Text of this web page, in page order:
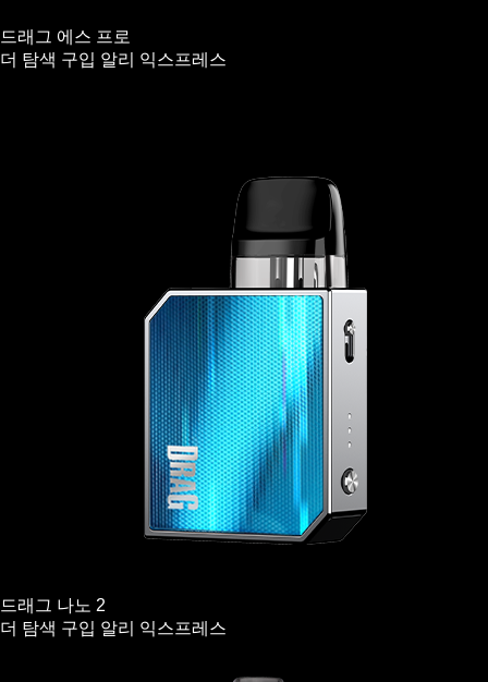
드래그 에스 프로
더 탐색 구입 알리 익스프레스
드래그 나노 2
더 탐색 구입 알리 익스프레스